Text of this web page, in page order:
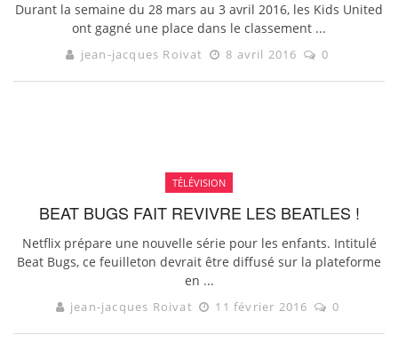
Durant la semaine du 28 mars au 3 avril 2016, les Kids United
ont gagné une place dans le classement ...
jean-jacques Roivat 8 avril 2016 0
TÉLÉVISION
BEAT BUGS FAIT REVIVRE LES BEATLES !
Netflix prépare une nouvelle série pour les enfants. Intitulé
Beat Bugs, ce feuilleton devrait être diffusé sur la plateforme
en ...
jean-jacques Roivat 11 février 2016 0